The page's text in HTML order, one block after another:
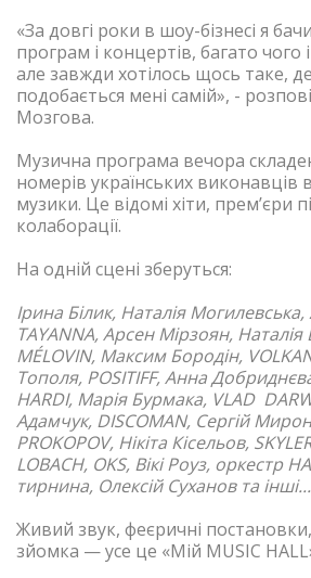
«За довгі роки в шоу-бізнесі я
програм і концертів, багато чого
але завжди хотілось щось таке,
подобається мені самій», -
Мозгова.
Музична програма вечора
номерів українських виконавців
музики. Це відомі хіти, премʼєри
колаборації.
На одній сцені зберуться:
Ірина Білик, Наталія Могилевська,
TAYANNA, Арсен Мірзоян,
MÉLOVIN, Максим Бородін,
Тополя, POSITIFF, Анна
HARDI, Марія Бурмака, VLAD
Адамчук, DISCOMAN, Сергій
PROKOPOV, Нікіта Кісельов,
LOBACH, OKS, Вікі Роуз, оркестр
тирнина, Олексій Суханов та інші...
Живий звук, феєричні постановки,
зйомка — усе це «Мій MUSIC